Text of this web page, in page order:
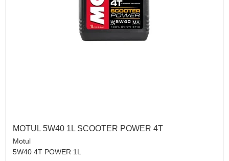
MOTUL 5W40 1L SCOOTER POWER 4T
Motul
5W40 4T POWER 1L